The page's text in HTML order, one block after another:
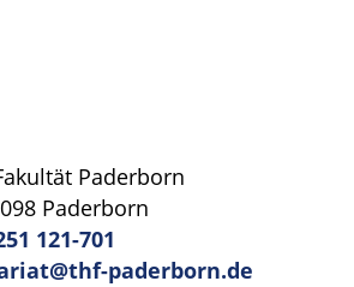
Paderborn
Paderborn
121-701
paderborn.de